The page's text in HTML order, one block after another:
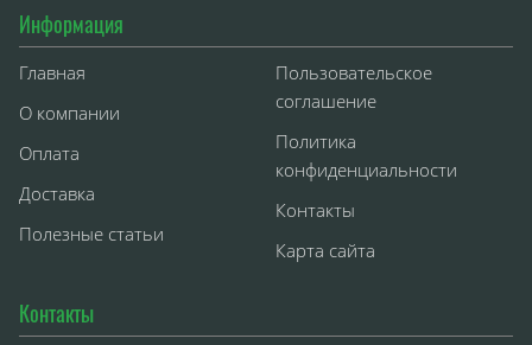
Информация
Главная
О компании
Оплата
Доставка
Полезные статьи
Пользовательское
соглашение
Политика
конфиденциальности
Контакты
Карта сайта
Контакты